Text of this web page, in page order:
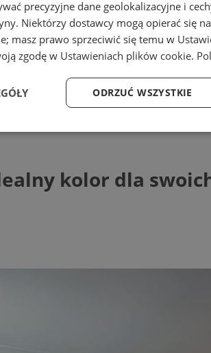
kolor dla swoich wnętrz?
kolor dla
precyzyjne dane geolokalizacyjne i
Niektórzy dostawcy mogą opierać się
masz prawo sprzeciwić się temu w
zgodę w Ustawieniach plików cookie.
ODRZUĆ WSZYSTKIE
Wydajność Targetowanie
Bez niezbędnych plików cookie nie można prawidłowo